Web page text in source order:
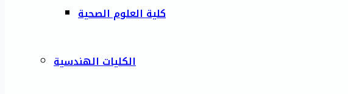
كلية العلوم الصحية
الكليات الهندسية